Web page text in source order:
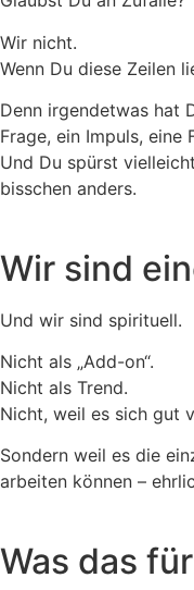
Wir nicht.
Wenn Du diese Zeilen
Denn irgendetwas hat
Frage, ein Impuls, eine
Und Du spürst
bisschen anders.
Wir sind
Und wir sind spirituell.
Nicht als „Add-on“.
Nicht als Trend.
Nicht, weil es sich gut
Sondern weil es die
arbeiten können –
Was das